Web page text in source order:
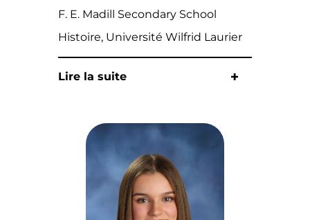
F. E. Madill Secondary School
Histoire, Université Wilfrid Laurier
Lire la suite